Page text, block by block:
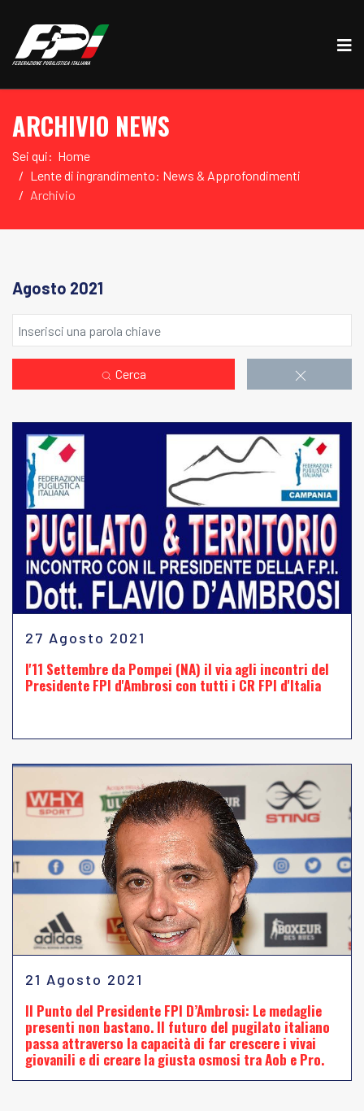
ARCHIVIO NEWS
Sei qui: Home
Lente di ingrandimento: News & Approfondimenti
Archivio
Agosto 2021
Cerca
27 Agosto 2021
l'11 Settembre da Pompei (NA) il via agli incontri del
Presidente FPI d'Ambrosi con tutti i CR FPI d'Italia
21 Agosto 2021
Il Punto del Presidente FPI D’Ambrosi: Le medaglie
presenti non bastano. Il futuro del pugilato italiano
passa attraverso la capacità di far crescere i vivai
giovanili e di creare la giusta osmosi tra Aob e Pro.